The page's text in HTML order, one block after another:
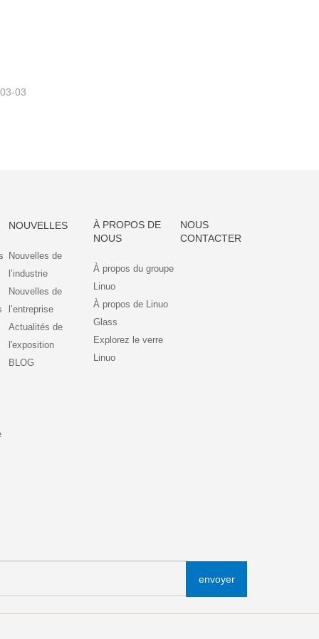
03
NOUVELLES
Nouvelles de
l’industrie
Nouvelles de
l’entreprise
Actualités de
l'exposition
BLOG
À PROPOS DE
NOUS
À propos du groupe
Linuo
À propos de Linuo
Glass
Explorez le verre
Linuo
NOUS
CONTACTER
envoyer